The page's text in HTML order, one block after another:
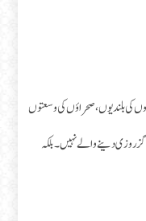
کی بلندیوں ، صحراؤں کی وسعتوں
روزی دینے والے نہیں۔ بلکہ